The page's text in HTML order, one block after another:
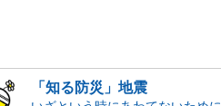
「知る防災」地震